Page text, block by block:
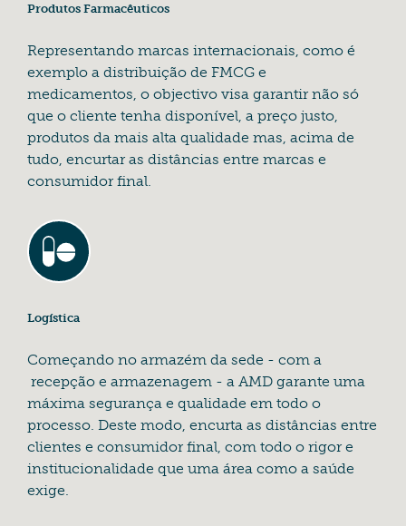
Produtos Farmacêuticos
Representando marcas internacionais, como é
exemplo a distribuição de FMCG e
medicamentos, o objectivo visa garantir não só
que o cliente tenha disponível, a preço justo,
produtos da mais alta qualidade mas, acima de
tudo, encurtar as distâncias entre marcas e
consumidor final.
Logística
Começando no armazém da sede - com a
recepção e armazenagem - a AMD garante uma
máxima segurança e qualidade em todo o
processo. Deste modo, encurta as distâncias entre
clientes e consumidor final, com todo o rigor e
institucionalidade que uma área como a saúde
exige.